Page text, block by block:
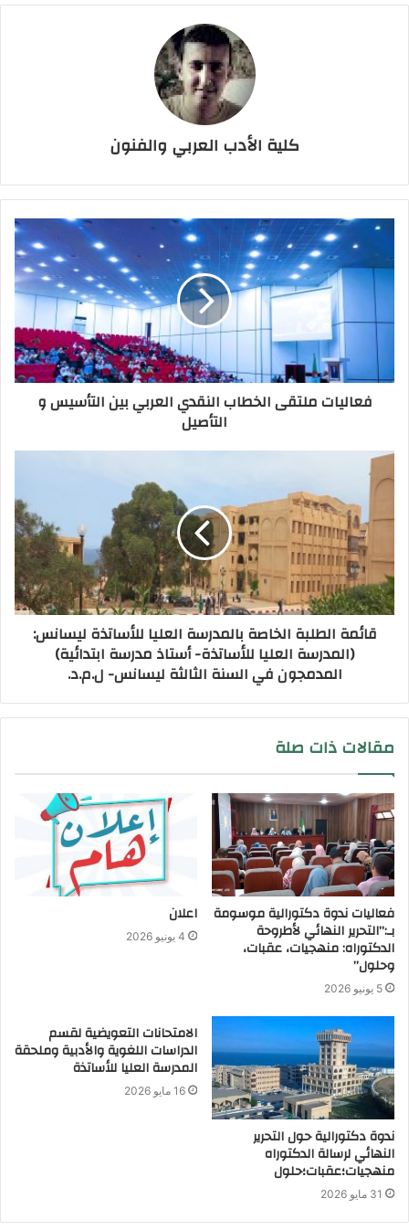
كلية الأدب العربي والفنون
فعاليات ملتقى الخطاب النقدي العربي بين التأسيس و
التأصيل
قائمة الطلبة الخاصة بالمدرسة العليا للأساتذة ليسانس:
(المدرسة العليا للأساتذة- أستاذ مدرسة ابتدائية)
المدمجون في السنة الثالثة ليسانس- ل.م.د.
مقالات ذات صلة
فعاليات ندوة دكتورالية موسومة
بـ:”التحرير النهائي لأطروحة
الدكتوراه: منهجيات، عقبات،
وحلول”
5 يونيو 2026
اعلان
4 يونيو 2026
ندوة دكتورالية حول التحرير
النهائي لرسالة الدكتوراه
منهجيات؛عقبات؛حلول
31 مايو 2026
الامتحانات التعويضية لقسم
الدراسات اللغوية والأدبية وملحقة
المدرسة العليا للأساتذة
16 مايو 2026